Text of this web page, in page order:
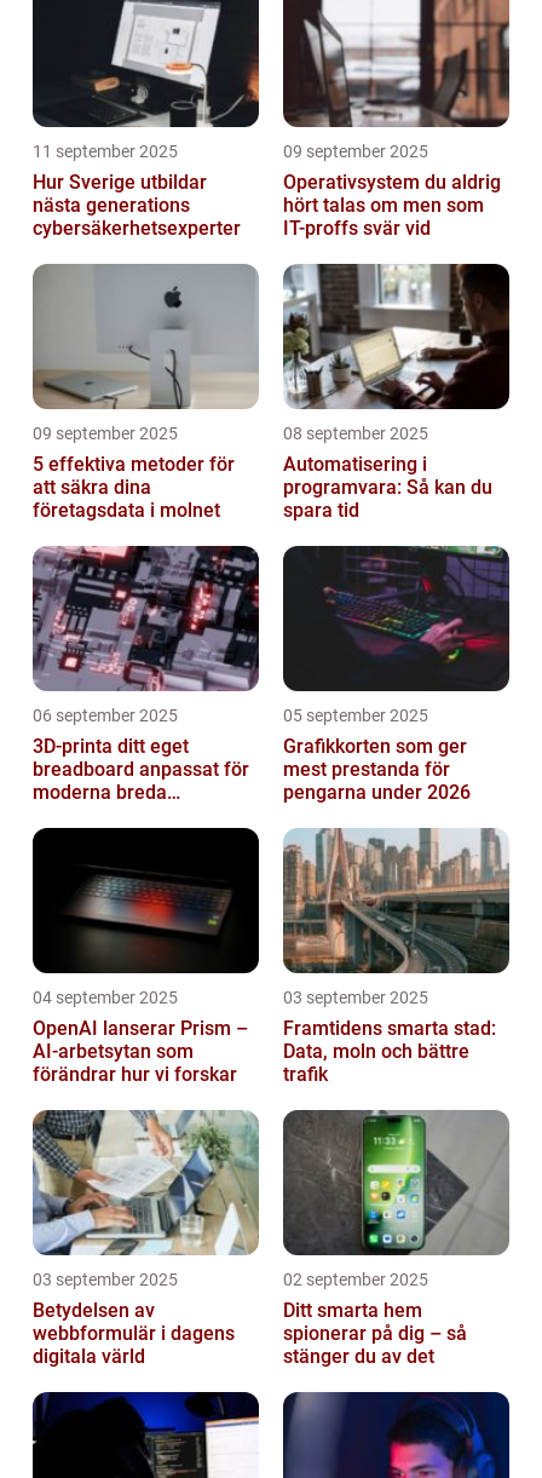
11 september 2025
Hur Sverige utbildar
nästa generations
cybersäkerhetsexperter
09 september 2025
Operativsystem du aldrig
hört talas om men som
IT-proffs svär vid
09 september 2025
5 effektiva metoder för
att säkra dina
företagsdata i molnet
08 september 2025
Automatisering i
programvara: Så kan du
spara tid
06 september 2025
3D-printa ditt eget
breadboard anpassat för
moderna breda
05 september 2025
Grafikkorten som ger
mest prestanda för
pengarna under 2026
04 september 2025
OpenAI lanserar Prism –
AI-arbetsytan som
förändrar hur vi forskar
03 september 2025
Framtidens smarta stad:
Data, moln och bättre
trafik
03 september 2025
Betydelsen av
webbformulär i dagens
digitala värld
02 september 2025
Ditt smarta hem
spionerar på dig – så
stänger du av det